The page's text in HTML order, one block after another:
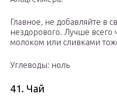
Главное, не добавляйте в
нездорового. Лучше
молоком или сливками
Углеводы: ноль
41. Чай